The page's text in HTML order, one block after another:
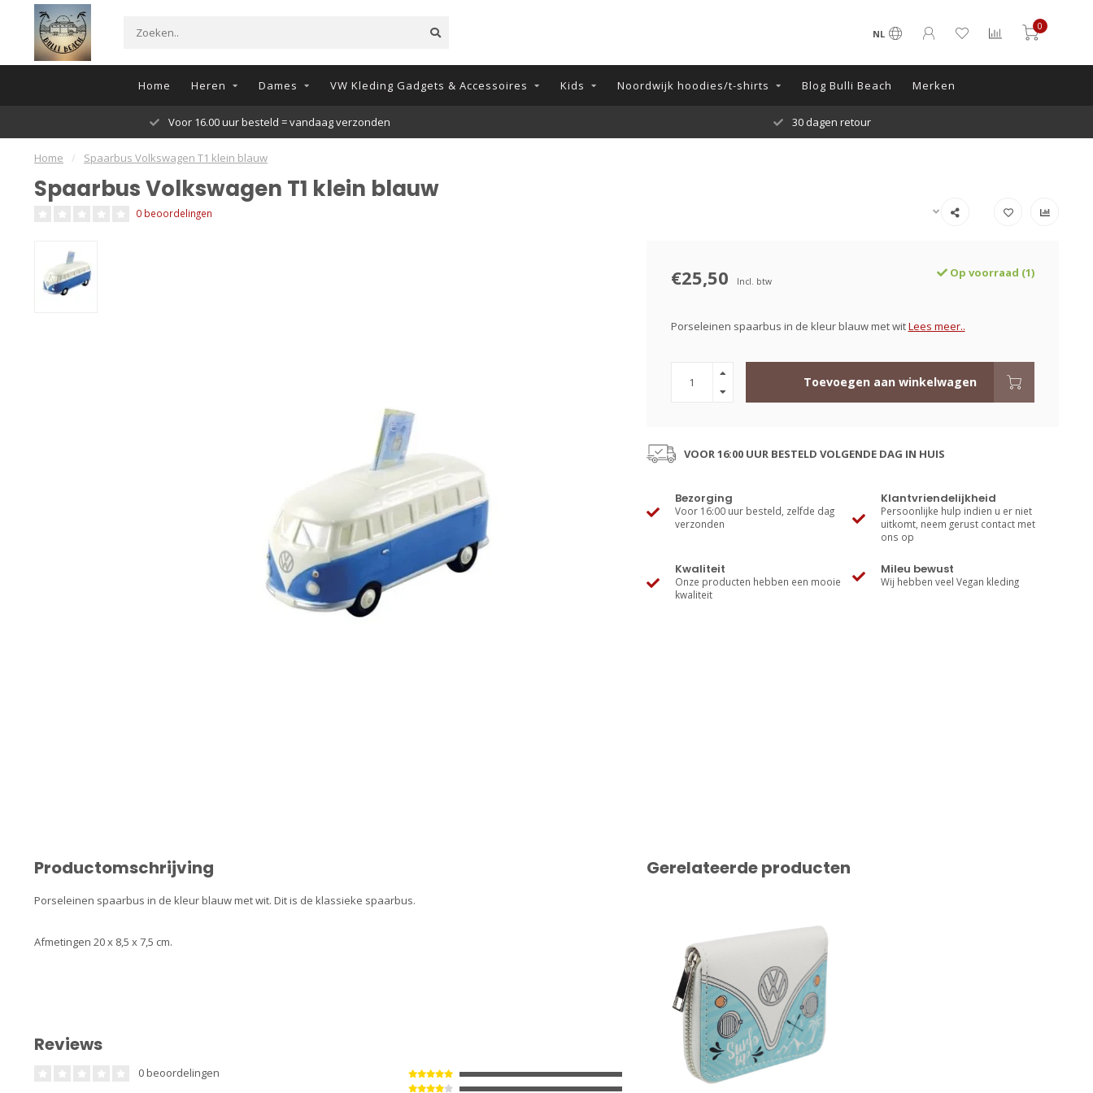
NL
0
Home Heren Dames VW Kleding Gadgets & Accessoires Kids Noordwijk hoodies/t-shirts Blog Bulli Beach Merken
Voor 16.00 uur besteld = vandaag verzonden 30 dagen retour
Home / Spaarbus Volkswagen T1 klein blauw
Spaarbus Volkswagen T1 klein blauw
0 beoordelingen
€25,50 Incl. btw
Op voorraad (1)
Porseleinen spaarbus in de kleur blauw met witLees meer..
Toevoegen aan winkelwagen
VOOR 16:00 UUR BESTELD VOLGENDE DAG IN HUIS
Bezorging
Voor 16:00 uur besteld, zelfde dag
verzonden
Klantvriendelijkheid
Persoonlijke hulp indien u er niet
uitkomt, neem gerust contact met
ons op
Kwaliteit
Onze producten hebben een mooie
kwaliteit
Mileu bewust
Wij hebben veel Vegan kleding
Productomschrijving
Porseleinen spaarbus in de kleur blauw met wit. Dit is de klassieke spaarbus.
Afmetingen 20 x 8,5 x 7,5 cm.
Reviews
0 beoordelingen
Gerelateerde producten